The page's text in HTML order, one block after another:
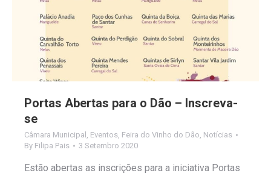
Portas Abertas para o Dão – Inscreva-
se
Câmara Municipal Eventos Feira do Vinho do Dão Notícias
By Filipa Pais 3 Setembro 2020
Estão abertas as inscrições para a iniciativa Portas